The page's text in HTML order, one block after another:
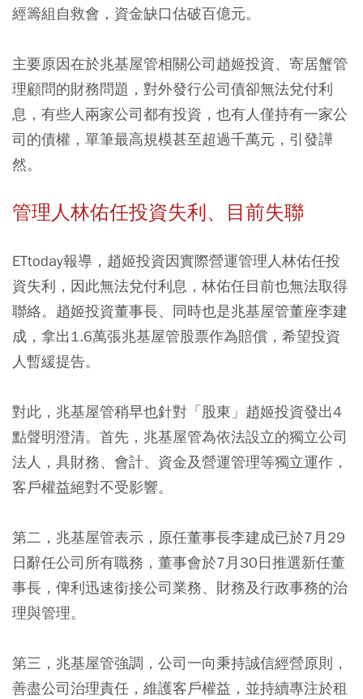
經籌組自救會，資金缺口估破百億元。
主要原因在於兆基屋管相關公司趙姬投資、寄居蟹管
理顧問的財務問題，對外發行公司債卻無法兌付利
息，有些人兩家公司都有投資，也有人僅持有一家公
司的債權，單筆最高規模甚至超過千萬元，引發譁
然。
管理人林佑任投資失利、目前失聯
ETtoday報導，趙姬投資因實際營運管理人林佑任投
資失利，因此無法兌付利息，林佑任目前也無法取得
聯絡。趙姬投資董事長、同時也是兆基屋管董座李建
成，拿出1.6萬張兆基屋管股票作為賠償，希望投資
人暫緩提告。
對此，兆基屋管稍早也針對「股東」趙姬投資發出4
點聲明澄清。首先，兆基屋管為依法設立的獨立公司
法人，具財務、會計、資金及營運管理等獨立運作，
客戶權益絕對不受影響。
第二，兆基屋管表示，原任董事長李建成已於7月29
日辭任公司所有職務，董事會於7月30日推選新任董
事長，俾利迅速銜接公司業務、財務及行政事務的治
理與管理。
第三，兆基屋管強調，公司一向秉持誠信經營原則，
善盡公司治理責任，維護客戶權益，並持續專注於租